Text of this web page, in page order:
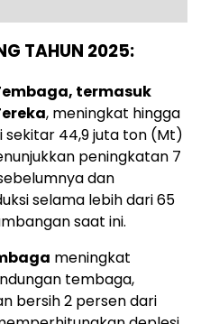
TAHUN 2025:
termasuk
, meningkat hingga
44,9 juta ton (Mt)
peningkatan 7
dan
selama lebih dari 65
saat ini.
meningkat
tembaga,
bersih 2 persen dari